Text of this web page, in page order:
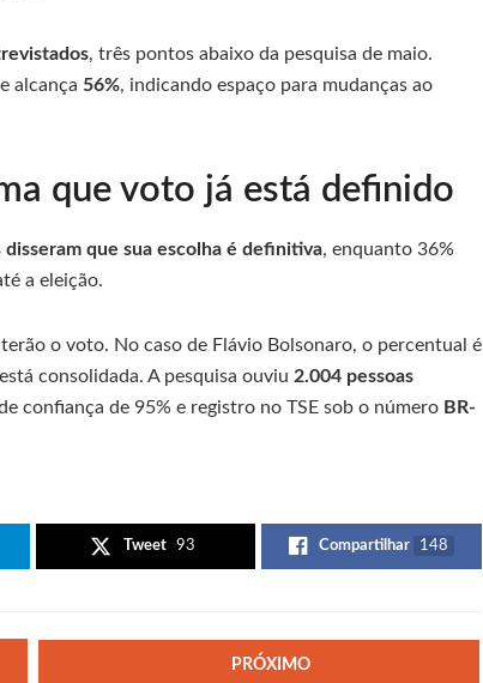
, três pontos abaixo da pesquisa de maio.
alcança 56%, indicando espaço para mudanças ao
que voto já está definido
que sua escolha é definitiva, enquanto 36%
a eleição.
o voto. No caso de Flávio Bolsonaro, o percentual é
consolidada. A pesquisa ouviu 2.004 pessoas
confiança de 95% e registro no TSE sob o número BR-
Tweet 93 Compartilhar 148
PRÓXIMO